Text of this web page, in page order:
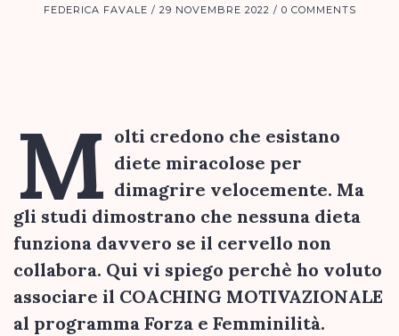
FEDERICA FAVALE 29 NOVEMBRE 2022 0 COMMENTS
M olti credono che esistano
diete miracolose per
dimagrire velocemente. Ma
gli studi dimostrano che nessuna dieta
funziona davvero se il cervello non
collabora. Qui vi spiego perchè ho voluto
associare il COACHING MOTIVAZIONALE
al programma Forza e Femminilità.